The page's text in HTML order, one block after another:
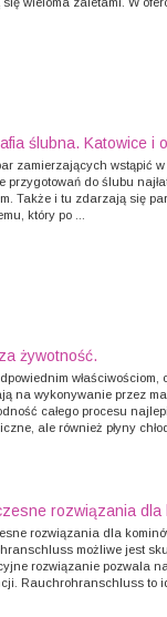
ślubna. Katowice i
zamierzających wstąpić
przygotowań do ślubu
Także i tu zdarzają się
który po ...
żywotność.
na wykonywanie przez
całego procesu
ale również płyny
rozwiązania dla
rozwiązania dla
możliwe jest
rozwiązanie pozwala
Rauchrohranschluss to